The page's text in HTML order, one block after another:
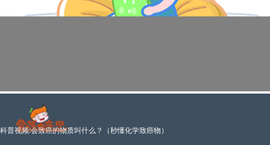
科普视频:会致癌的物质叫什么？（秒懂化学致癌物）